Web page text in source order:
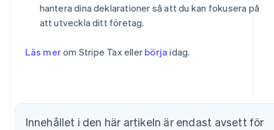
hantera dina deklarationer så att du kan fokusera på
att utveckla ditt företag.
Läs merom Stripe Tax eller börja idag.
Innehållet i den här artikeln är endast avsett för
Belgien
Nederlands Français DeutschEnglish